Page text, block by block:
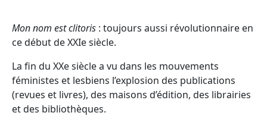
Mon nom estclitoris : toujours aussi révolutionnaire en
ce début de XXIe siècle.
La fin du XXe siècle a vu dans les mouvements
féministes et lesbiens l’explosion des publications
(revues et livres), des maisons d’édition, des librairies
et des bibliothèques.